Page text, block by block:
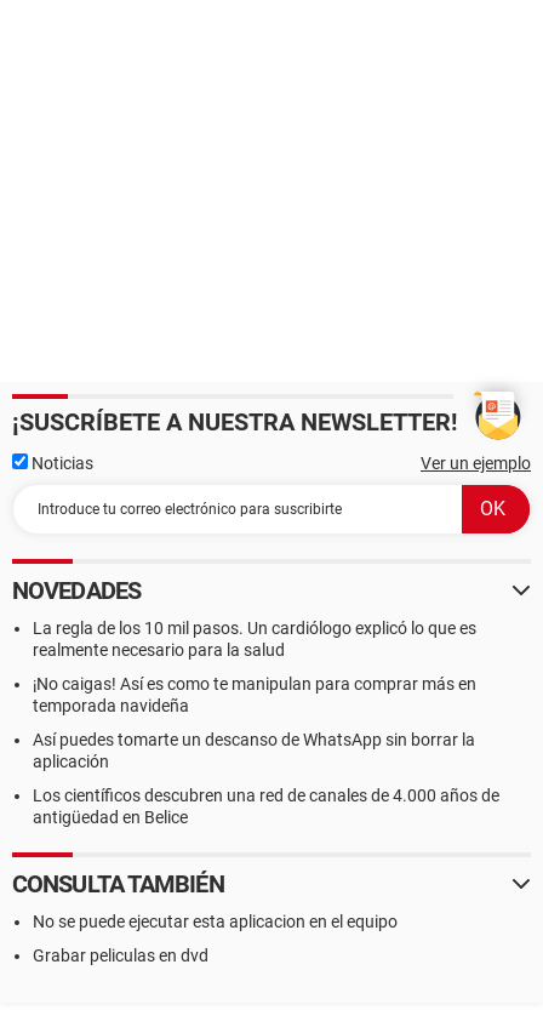
¡SUSCRÍBETE A NUESTRA NEWSLETTER!
Noticias Ver un ejemplo
NOVEDADES
La regla de los 10 mil pasos. Un cardiólogo explicó lo que es
realmente necesario para la salud
¡No caigas! Así es como te manipulan para comprar más en
temporada navideña
Así puedes tomarte un descanso de WhatsApp sin borrar la
aplicación
Los científicos descubren una red de canales de 4.000 años de
antigüedad en Belice
CONSULTA TAMBIÉN
No se puede ejecutar esta aplicacion en el equipo
Grabar peliculas en dvd